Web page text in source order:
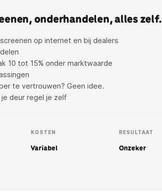
onderhandelen, alles zelf.
op internet en bij dealers
10 tot 15% onder marktwaarde
te vertrouwen? Geen idee.
deur regel je zelf
KOSTEN
Variabel
RESULTAAT
Onzeker